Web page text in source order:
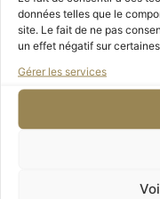
données telles que le
site. Le fait de ne pas
un effet négatif sur
Gérer les services
musée, nous
rencontrer et